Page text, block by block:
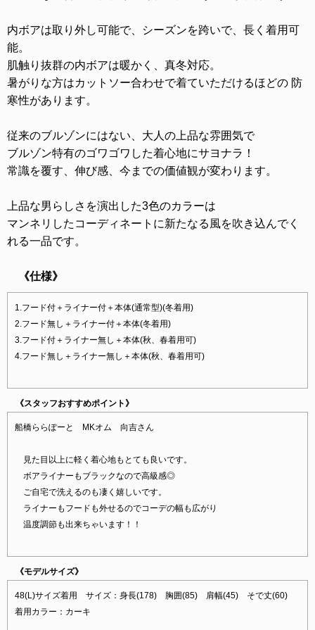
内ボアは取り外し可能で、シーズンを跨いで、長く着用可
能。
肌触り抜群の内ボアは暖かく、真冬対応。
暑がりな方はカットソー合わせで着ていただけるほどの 防
寒性があります。
従来のブルゾンにはない、大人の上品な雰囲気で
ブルゾン特有のゴワゴワした着心地にサヨナラ！
常識を覆す、伸び感、今までの価値観が変わります。
上品な男らしさを演出した3色のカラーは
マンネリしたコーディネートに新たなる風を吹き込んでく
れる一品です。
《仕様》
1.フード付＋ライナー付＋本体(通常型)(冬着用)
2.フード無し＋ライナー付＋本体(冬着用)
3.フード付＋ライナー無し＋本体(秋、春着用可)
4.フード無し＋ライナー無し＋本体(秋、春着用可)
《スタッフおすすめポイント》
船橋ららぽーと MKオム 向吉さん
見た目以上に軽く着心地もとても良いです。
ボアライナーもブラックなので高級感◎
ご自宅で洗えるのも凄く嬉しいです。
ライナーもフードも外せるのでコーデの幅も広がり
温度調節も出来ちゃいます！！
《モデルサイズ》
48(L)サイズ着用 サイズ：身長(178) 胸囲(85) 肩幅(45) そで丈(60)
着用カラー：カーキ